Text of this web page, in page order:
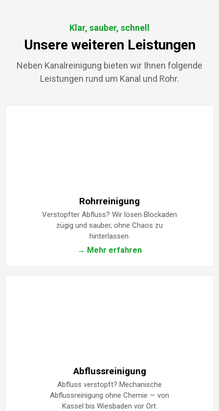
Klar, sauber, schnell
Unsere weiteren Leistungen
Neben Kanalreinigung bieten wir Ihnen folgende
Leistungen rund um Kanal und Rohr.
Rohrreinigung
Verstopfter Abfluss? Wir lösen Blockaden
zügig und sauber, ohne Chaos zu
hinterlassen.
→ Mehr erfahren
Abflussreinigung
Abfluss verstopft? Mechanische
Abflussreinigung ohne Chemie — von
Kassel bis Wiesbaden vor Ort.